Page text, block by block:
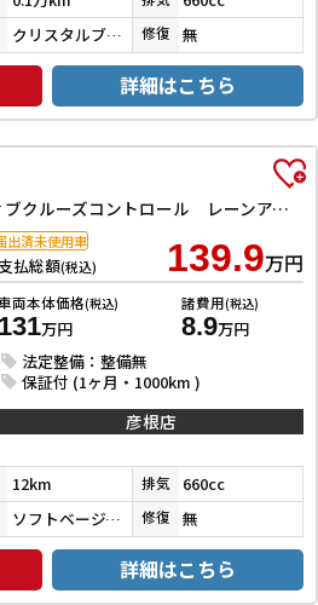
クリスタルブラックパール 修復 無
詳細はこちら
ハイブリッドG アダプティブクルーズコントロール レーンアシスト 衝突被害軽減システム オートライト LEDヘッドランプ スマートキー アイドリングストップ 電動格納ミラー シートヒーター CVT
支払総額(税込) 139.9万円
両本体価格(税込)
131万円
諸費用(税込)
8.9万円
法定整備：整備無
保証付 (1ヶ月・1000km )
出済未使用車
彦根店
12km 排気 660cc
ソフトベージュメタリック 修復 無
詳細はこちら